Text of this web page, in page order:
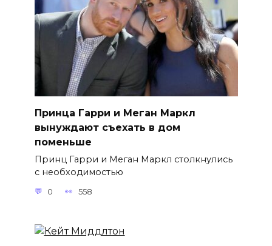
Принца Гарри и Меган Маркл
вынуждают съехать в дом
поменьше
Принц Гарри и Меган Маркл столкнулись
с необходимостью
0 558